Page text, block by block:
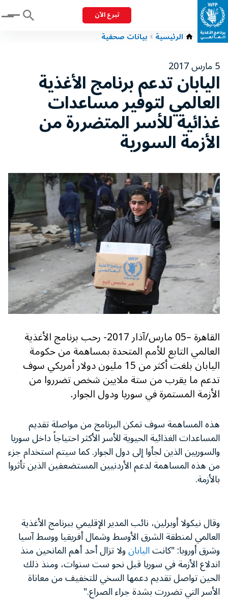
تبرع الآن Menu
الرئيسية بيانات صحفية
5 مارس 2017
اليابان تدعم برنامج الأغذية
العالمي لتوفير مساعدات
غذائية للأسر المتضررة من
الأزمة السورية
القاهرة –05 مارس/آذار 2017- رحب برنامج الأغذية
العالمي التابع للأمم المتحدة بمساهمة من حكومة
اليابان بلغت أكثر من 15 مليون دولار أمريكي سوف
تدعم ما يقرب من ستة ملايين شخص تضرروا من
الأزمة المستمرة في سوريا ودول الجوار.
هذه المساهمة سوف تمكن البرنامج من مواصلة تقديم
المساعدات الغذائية الحيوية للأسر الأكثر احتياجاً داخل سوريا
والسوريين الذين لجأوا إلى دول الجوار. كما سيتم استخدام جزء
من هذه المساهمة لدعم الأردنيين المستضعفين الذين تأثروا
بالأزمة.
وقال نيكولا أوبرلين، نائب المدير الإقليمي ببرنامج الأغذية
العالمي لمنطقة الشرق الأوسط وشمال أفريقيا ووسط آسيا
وشرق أوروبا: "كانتاليابانولا تزال أحد أهم المانحين منذ
اندلاع الأزمة في سوريا قبل نحو ست سنوات، ومنذ ذلك
الحين تواصل تقديم دعمها السخي للتخفيف من معاناة
الأسر التي تضررت بشدة جراء الصراع."